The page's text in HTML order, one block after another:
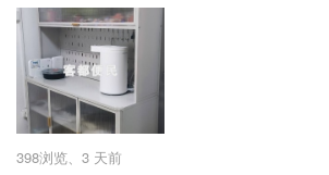
梅县区大山路 自提
398浏览、 3 天前